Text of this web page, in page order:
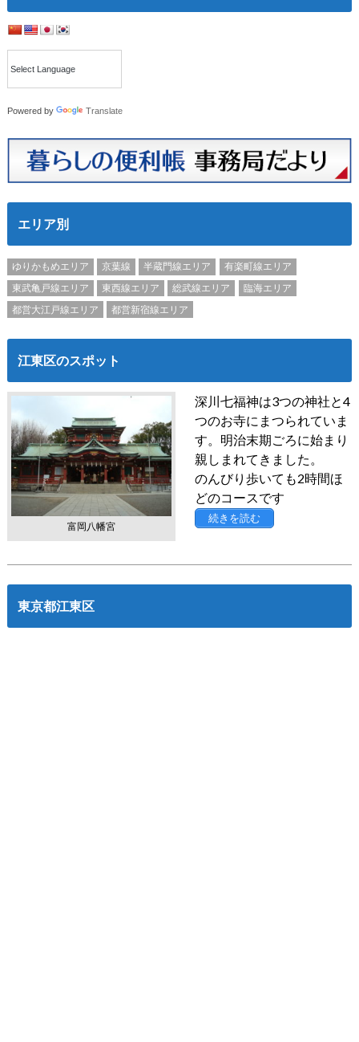
Powered by Translate
エリア別
ゆりかもめエリア 京葉線 半蔵門線エリア
有楽町線エリア
東武亀戸線エリア
東西線エリア 総武線エリア
臨海エリア
都営大江戸線エリア
都営新宿線エリア
江東区のスポット
富岡八幡宮
深川七福神は3つの神社と4
つのお寺にまつられていま
す。明治末期ごろに始まり
親しまれてきました。
のんびり歩いても2時間ほ
どのコースです
続きを読む
東京都江東区